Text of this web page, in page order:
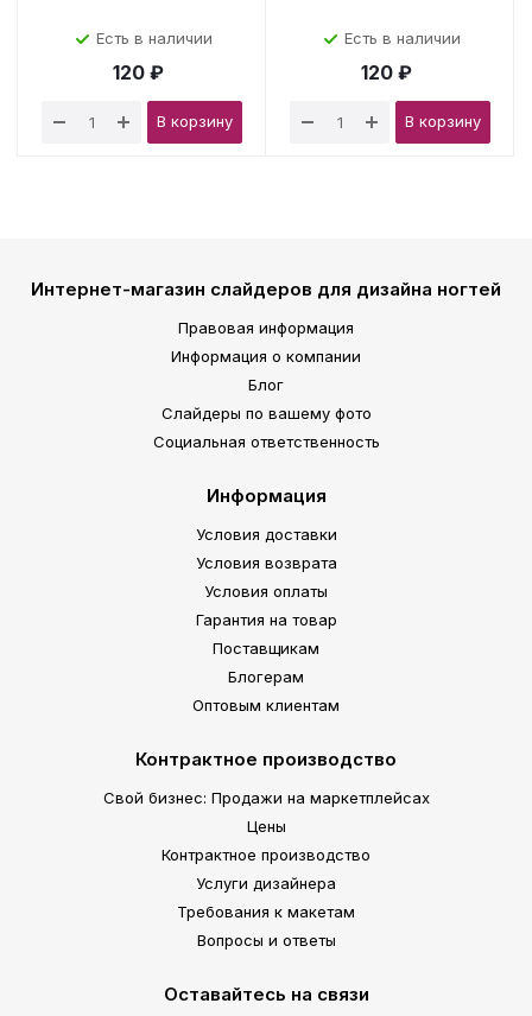
Есть в наличии
120 ₽
В корзину
Есть в наличии
120 ₽
В корзину
Интернет-магазин слайдеров для дизайна ногтей
Правовая информация
Информация о компании
Блог
Слайдеры по вашему фото
Социальная ответственность
Информация
Условия доставки
Условия возврата
Условия оплаты
Гарантия на товар
Поставщикам
Блогерам
Оптовым клиентам
Контрактное производство
Свой бизнес: Продажи на маркетплейсах
Цены
Контрактное производство
Услуги дизайнера
Требования к макетам
Вопросы и ответы
Оставайтесь на связи